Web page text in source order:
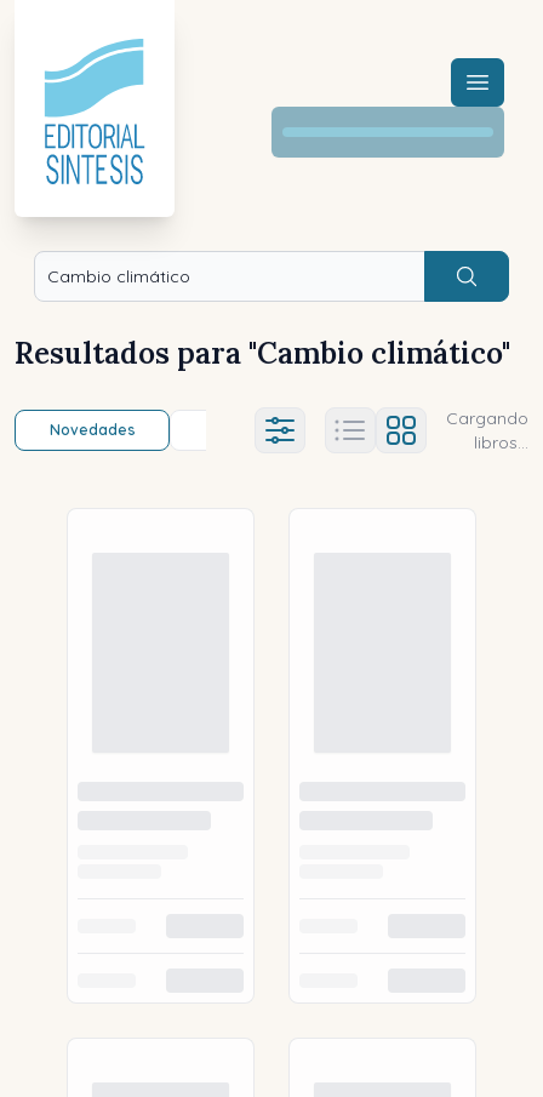
Menú
Buscar
Resultados para "Cambio climático"
Novedades Título (a-z) Título (z-a)
Ajustes abierto
Cargando
libros...